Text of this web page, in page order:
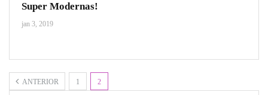
Super Modernas!
jan 3, 2019
ANTERIOR 1 2